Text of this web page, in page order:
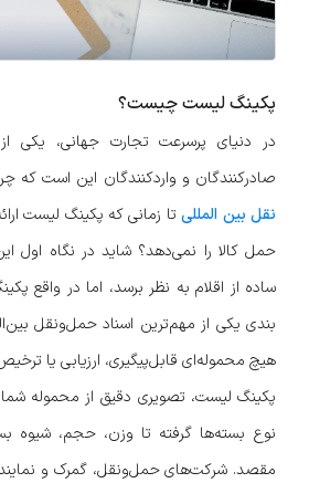
پکینگ لیست چیست؟
در دنیای پرسرعت تجارت جهانی، یکی
صادرکنندگان و واردکنندگان این است که
نقل بین المللیتا زمانی که پکینگ لیست
حمل کالا را نمی‌دهد؟ شاید در نگاه اول
ساده از اقلام به نظر برسد، اما در واقع
بندی یکی از مهم‌ترین اسناد حمل‌ونقل
هیچ محموله‌ای قابل‌پیگیری، ارزیابی یا
پکینگ لیست، تصویری دقیق از محموله شما
نوع بسته‌ها گرفته تا وزن، حجم، شیوه
مقصد. شرکت‌های حمل‌ونقل، گمرک و